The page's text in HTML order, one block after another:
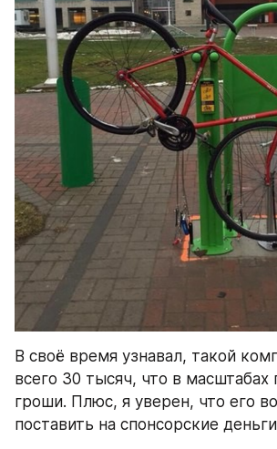
В своё время узнавал, такой
всего 30 тысяч, что в масштабах
гроши. Плюс, я уверен, что его
поставить на спонсорские